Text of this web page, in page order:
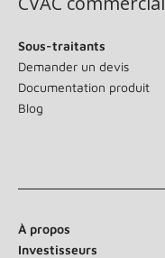
Sous-traitants
Demander un devis
Documentation produit
Blog
À propos
Investisseurs